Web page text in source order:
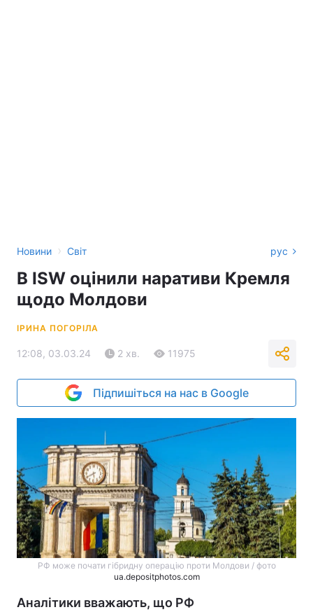
Новини › Світ рус
В ISW оцінили наративи Кремля
щодо Молдови
ІРИНА ПОГОРІЛА
12:08, 03.03.24 2 хв. 11975
Підпишіться на нас в Google
РФ може почати гібридну операцію проти Молдови / фото
ua.depositphotos.com
Аналітики вважають, що РФ